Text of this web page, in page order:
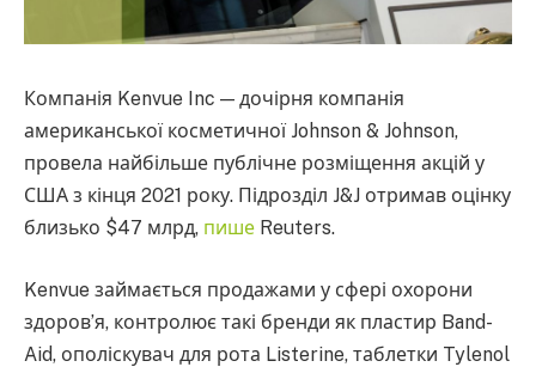
Компанія Kenvue Inc — дочірня компанія
американської косметичної Johnson & Johnson,
провела найбільше публічне розміщення акцій у
США з кінця 2021 року. Підрозділ J&J отримав оцінку
близько $47 млрд, пише Reuters.
Kenvue займається продажами у сфері охорони
здоров’я, контролює такі бренди як пластир Band-
Aid, ополіскувач для рота Listerine, таблетки Tylenol